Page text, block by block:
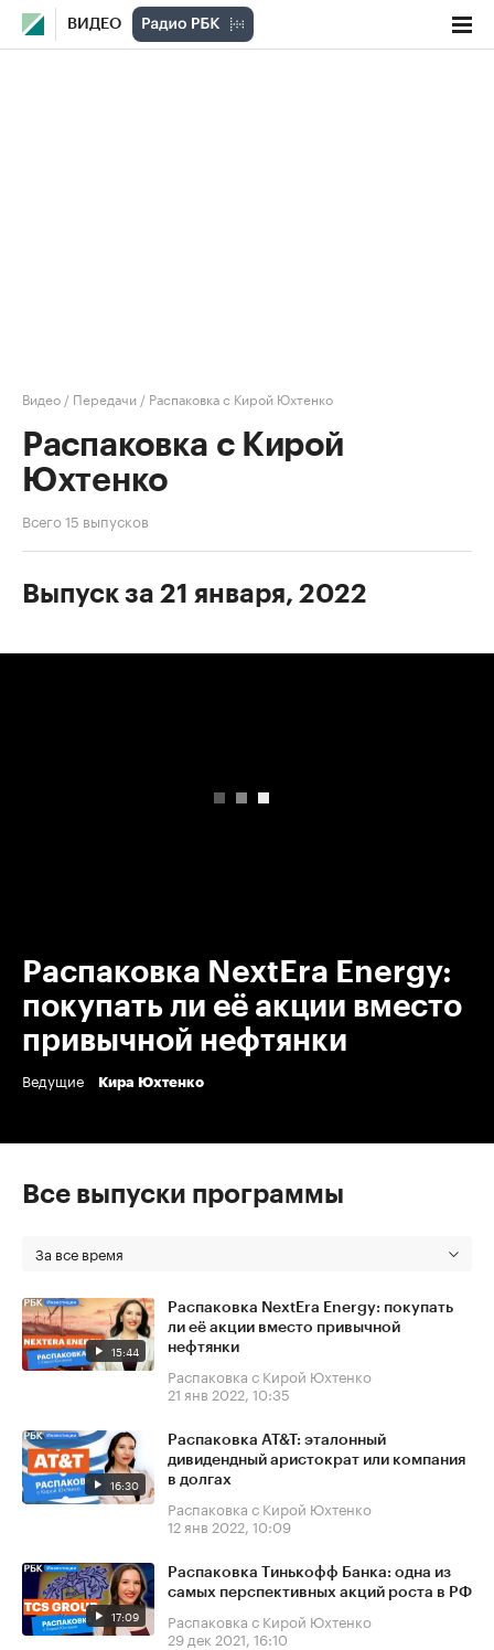
ВИДЕО
Видео / Передачи / Распаковка с Кирой Юхтенко
Распаковка с Кирой
Юхтенко
Всего 15 выпусков
Выпуск за 21 января, 2022
Распаковка NextEra Energy:
покупать ли её акции вместо
привычной нефтянки
Ведущие Кира Юхтенко
Все выпуски программы
За все время
15:44
Распаковка NextEra Energy: покупать
ли её акции вместо привычной
нефтянки
Распаковка с Кирой Юхтенко
21 янв 2022, 10:35
16:30
Распаковка AT&T: эталонный
дивидендный аристократ или компания
в долгах
Распаковка с Кирой Юхтенко
12 янв 2022, 10:09
17:09
Распаковка Тинькофф Банка: одна из
самых перспективных акций роста в РФ
Распаковка с Кирой Юхтенко
29 дек 2021, 16:10